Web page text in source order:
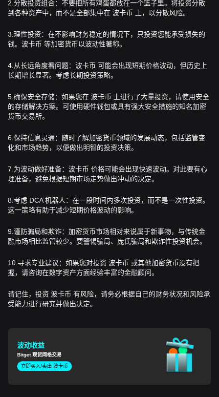
2.分散投资组合：不要把所有鸡蛋都放在一个篮子里。将投资分散
到各种资产中，而不是全部集中在 波卡币 上，以分散风险。
3.理性投资：在不影响财务稳定的情况下，只投资您能承受损失的
钱。波卡币 等加密货币以波动性著称。
4.从长远角度看问题：波卡币 可能会出现短期价格波动，但历史上
长期增长显著。考虑长期投资策略。
5.确保安全存储：如果您在 波卡币 上进行了大量投资，请使用安全
的存储解决方案。可使用硬件钱包或具有强大安全措施的知名加密
货币交易所。
6.保持信息灵通：随时了解加密货币领域的发展动态，包括监管变
化和市场趋势，以便做出明智的投资决策。
7.为波动做好准备：波卡币 价格可能会出现快速波动。对此要有心
理准备，避免根据短期市场走势做出冲动的决定。
8.考虑 DCA 机器人：在一段时间内多次投资，而不是一次性投资。
这一策略有助于减少短期价格波动的影响。
9.谨防骗局和欺诈：加密货币市场相对来说属于新事物，与传统金
融市场相比监管较少。要警惕骗局、庞氏骗局和欺诈性投资机会。
10.寻求专业建议：如果您对投资 波卡币 或其他加密货币没有把
握，请咨询在数字资产方面经验丰富的金融顾问。
请记住，投资 波卡币 有风险，请务必根据自己的财务状况和风险承
受能力进行研究并做出决定。
波动收益
Bitget 现货网格交易
立即买入/卖出 波卡币